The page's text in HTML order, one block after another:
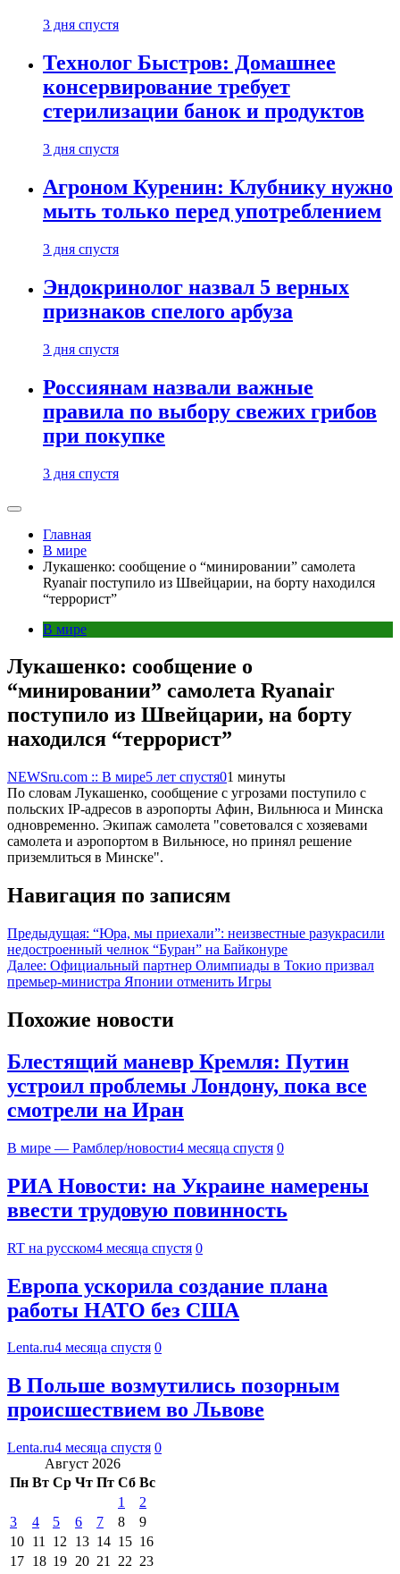
3 дня спустя
Технолог Быстров: Домашнее
консервирование требует
стерилизации банок и продуктов
3 дня спустя
Агроном Куренин: Клубнику нужно
мыть только перед употреблением
3 дня спустя
Эндокринолог назвал 5 верных
признаков спелого арбуза
3 дня спустя
Россиянам назвали важные
правила по выбору свежих грибов
при покупке
3 дня спустя
Главная
В мире
Лукашенко: сообщение о “минировании” самолета
Ryanair поступило из Швейцарии, на борту находился
“террорист”
В мире
Лукашенко: сообщение о
“минировании” самолета Ryanair
поступило из Швейцарии, на борту
находился “террорист”
NEWSru.com :: В мире5 лет спустя01 минуты
По словам Лукашенко, сообщение с угрозами поступило с
польских IP-адресов в аэропорты Афин, Вильнюса и Минска
одновременно. Экипаж самолета "советовался с хозяевами
самолета и аэропортом в Вильнюсе, но принял решение
приземлиться в Минске".
Навигация по записям
Предыдущая: “Юра, мы приехали”: неизвестные разукрасили
недостроенный челнок “Буран” на Байконуре
Далее: Официальный партнер Олимпиады в Токио призвал
премьер-министра Японии отменить Игры
Похожие новости
Блестящий маневр Кремля: Путин
устроил проблемы Лондону, пока все
смотрели на Иран
В мире — Рамблер/новости4 месяца спустя 0
РИА Новости: на Украине намерены
ввести трудовую повинность
RT на русском4 месяца спустя 0
Европа ускорила создание плана
работы НАТО без США
Lenta.ru4 месяца спустя 0
В Польше возмутились позорным
происшествием во Львове
Lenta.ru4 месяца спустя 0
Август 2026
Пн Вт Ср Чт Пт Сб Вс
1
2
3
4 5 6 7 8
9
10 11 12 13 14 15 16
17 18 19 20 21 22 23